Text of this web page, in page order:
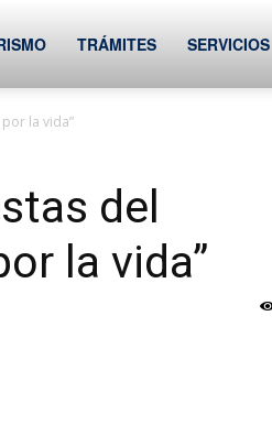
TRÁMITES SERVICIOS
la vida”
del
la vida”